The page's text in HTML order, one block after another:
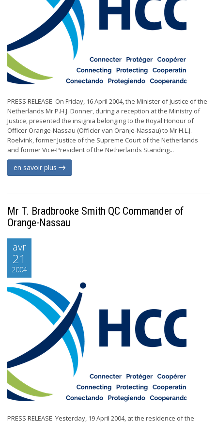
PRESS RELEASE On Friday, 16 April 2004, the Minister of Justice of the
Netherlands Mr P.H.J. Donner, during a reception at the Ministry of
Justice, presented the insignia belonging to the Royal Honour of
Officer Orange-Nassau (Officier van Oranje-Nassau) to Mr H.L.J.
Roelvink, former Justice of the Supreme Court of the Netherlands
and former Vice-President of the Netherlands Standing...
en savoir plus
Mr T. Bradbrooke Smith QC Commander of
Orange-Nassau
avr
21
2004
PRESS RELEASE Yesterday, 19 April 2004, at the residence of the